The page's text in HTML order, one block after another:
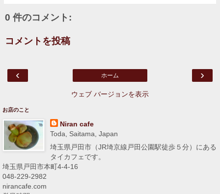
0 件のコメント:
コメントを投稿
‹ ›
ホーム
ウェブ バージョンを表示
お店のこと
Niran cafe
Toda, Saitama, Japan
埼玉県戸田市（JR埼京線戸田公園駅徒歩５分）にある
タイカフェです。
埼玉県戸田市本町4-4-16
048-229-2982
nirancafe.com